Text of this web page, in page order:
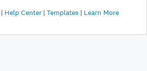
Help Center Templates Learn More